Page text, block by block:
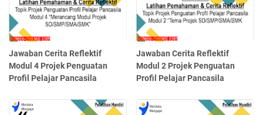
Jawaban Cerita Reflektif
Modul 4 Projek Penguatan
Profil Pelajar Pancasila
Jawaban Cerita Reflektif
Modul 2 Projek Penguatan
Profil Pelajar Pancasila